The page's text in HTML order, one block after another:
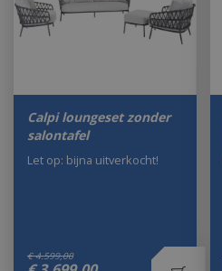
Calpi loungeset zonder
salontafel
€ 4.599,00
Let op: bijna uitverkocht!